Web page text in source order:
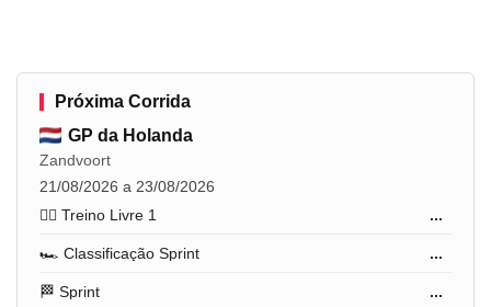
Próxima Corrida
GP da Holanda
Zandvoort
21/08/2026 a 23/08/2026
🏋️‍♂️ Treino Livre 1
...
🏎️ Classificação Sprint ...
🏁 Sprint ...